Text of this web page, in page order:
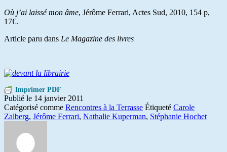
Où j’ai laissé mon âme, Jérôme Ferrari, Actes Sud, 2010, 154 p,
17€.
Article paru dans Le Magazine des livres
Imprimer PDF
Publié le 14 janvier 2011
Catégorisé comme Rencontres à la Terrasse Étiqueté Carole
Zalberg, Jérôme Ferrari, Nathalie Kuperman, Stéphanie Hochet